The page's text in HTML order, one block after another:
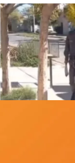
Antes de
Juventud,